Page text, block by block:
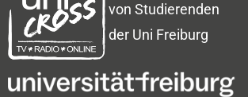
von Studierenden
der Uni Freiburg